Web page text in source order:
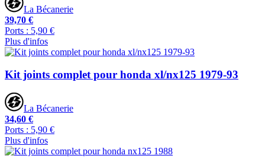
La Bécanerie
39,70 €
Ports : 5,90 €
Plus d'infos
Kit joints complet pour honda xl/nx125 1979-93
La Bécanerie
34,60 €
Ports : 5,90 €
Plus d'infos